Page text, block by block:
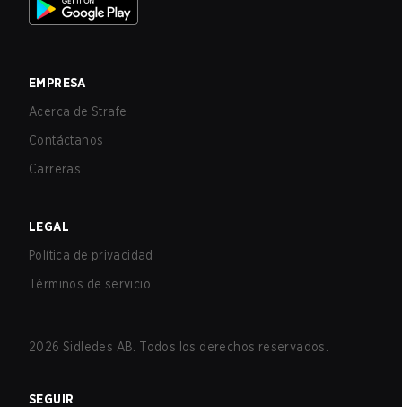
EMPRESA
Acerca de Strafe
Contáctanos
Carreras
LEGAL
Política de privacidad
Términos de servicio
2026 Sidledes AB. Todos los derechos reservados.
SEGUIR